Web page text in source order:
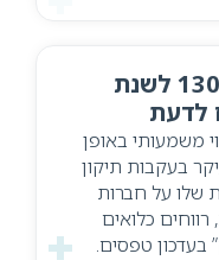
שינויים בטופסי 1214 ו־1301 לשנת
שינוי משמעותי באופן
בעקבות תיקון
שלו על חברות
כלואים
בעדכון טפסים.